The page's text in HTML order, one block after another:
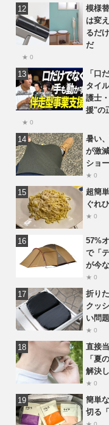
模様
は変
るだ
だ
★ 0
「口
タイ
護士
援"の
★ 0
暑い
が激
ショ
★ 0
超簡
ぐれ
★ 0
57%
で「
が今
★ 0
折り
クッ
い問
★ 0
直接
「夏
解決
★ 0
簡単
切る